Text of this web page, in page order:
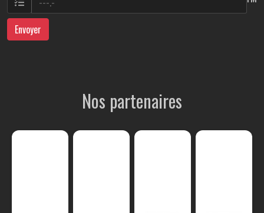
Envoyer
Nos partenaires